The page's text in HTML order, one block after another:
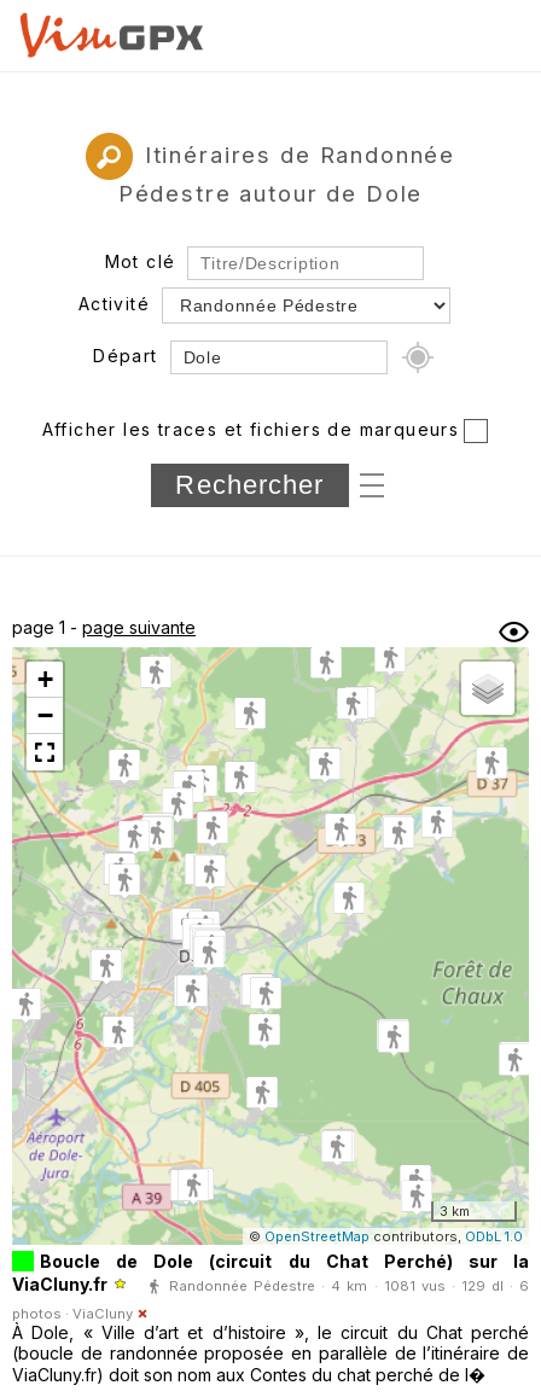
Itinéraires de Randonnée
Pédestre autour de Dole
Mot clé
Activité
Départ
Département
Longueur min/max
sous-dossiers
Trier par
Horodatage Photos
Afficher les traces et fichiers de marqueurs
page 1 - page suivante
+
−
3 km
© OpenStreetMap contributors, ODbL 1.0
Boucle de Dole (circuit du Chat Perché) sur la
ViaCluny.fr
Randonnée Pédestre · 4 km · 1081 vus · 129 dl · 6
photos · ViaCluny
À Dole, « Ville d’art et d’histoire », le circuit du Chat perché
(boucle de randonnée proposée en parallèle de l’itinéraire de
ViaCluny.fr) doit son nom aux Contes du chat perché de l�